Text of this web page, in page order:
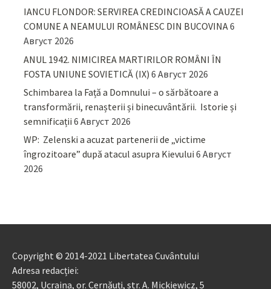
IANCU FLONDOR: SERVIREA CREDINCIOASĂ A CAUZEI
COMUNE A NEAMULUI ROMÂNESC DIN BUCOVINA6
Август 2026
ANUL 1942. NIMICIREA MARTIRILOR ROMÂNI ÎN
FOSTA UNIUNE SOVIETICĂ (IX) 6 Август 2026
Schimbarea la Față a Domnului – o sărbătoare a
transformării, renașterii și binecuvântării. Istorie și
semnificații 6 Август 2026
WP: Zelenski a acuzat partenerii de „victime
îngrozitoare” după atacul asupra Kievului 6 Август
2026
Copyright © 2014-2021 Libertatea Cuvântului
Adresa redacției:
58002, Ucraina, or. Cernăuți, str. A. Mickiewicz, 5